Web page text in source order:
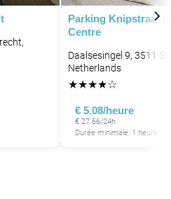
Parking Knipstraat
Centre
Daalsesingel 9, 3511
Netherlands
★★★★☆
€ 5.08/heure
€ 27.66/24h
Durée minimale: 1 heure